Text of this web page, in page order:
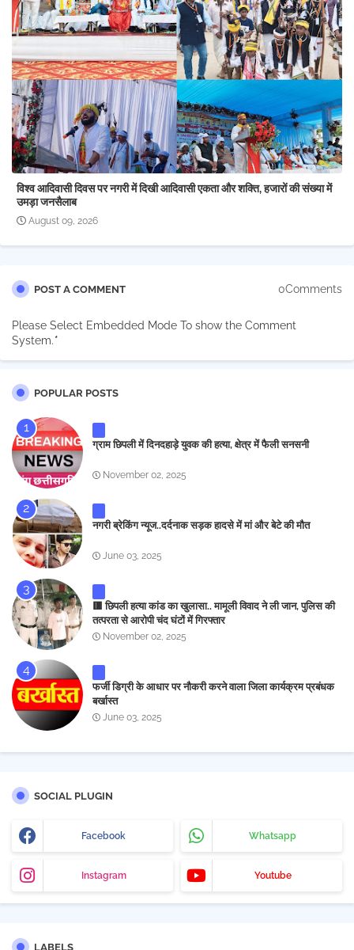
विश्व आदिवासी दिवस पर नगरी में दिखी आदिवासी एकता और शक्ति, हजारों की संख्या में
उमड़ा जनसैलाब
August 09, 2026
POST A COMMENT 0Comments
Please Select Embedded Mode To show the Comment
System.*
POPULAR POSTS
ग्राम छिपली में दिनदहाड़े युवक की हत्या, क्षेत्र में फैली सनसनी
November 02, 2025
नगरी ब्रेकिंग न्यूज..दर्दनाक सड़क हादसे में मां और बेटे की मौत
June 03, 2025
🟥 छिपली हत्या कांड का खुलासा.. मामूली विवाद ने ली जान, पुलिस की
तत्परता से आरोपी चंद घंटों में गिरफ्तार
November 02, 2025
फर्जी डिग्री के आधार पर नौकरी करने वाला जिला कार्यक्रम प्रबंधक
बर्खास्त
June 03, 2025
SOCIAL PLUGIN
Facebook Whatsapp
Instagram Youtube
LABELS